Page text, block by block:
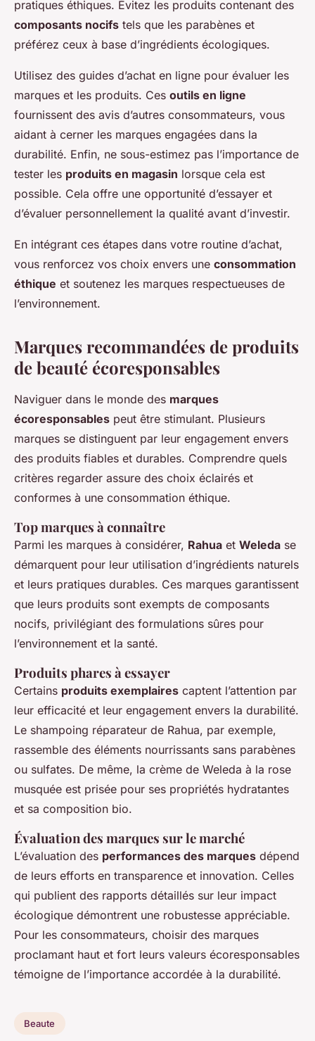
pratiques éthiques. Évitez les produits contenant des
composants nocifs tels que les parabènes et
préférez ceux à base d’ingrédients écologiques.
Utilisez des guides d’achat en ligne pour évaluer les
marques et les produits. Ces outils en ligne
fournissent des avis d’autres consommateurs, vous
aidant à cerner les marques engagées dans la
durabilité. Enfin, ne sous-estimez pas l’importance de
tester les produits en magasin lorsque cela est
possible. Cela offre une opportunité d’essayer et
d’évaluer personnellement la qualité avant d’investir.
En intégrant ces étapes dans votre routine d’achat,
vous renforcez vos choix envers une consommation
éthique et soutenez les marques respectueuses de
l’environnement.
Marques recommandées de produits
de beauté écoresponsables
Naviguer dans le monde des marques
écoresponsables peut être stimulant. Plusieurs
marques se distinguent par leur engagement envers
des produits fiables et durables. Comprendre quels
critères regarder assure des choix éclairés et
conformes à une consommation éthique.
Top marques à connaître
Parmi les marques à considérer, Rahua et Weleda se
démarquent pour leur utilisation d’ingrédients naturels
et leurs pratiques durables. Ces marques garantissent
que leurs produits sont exempts de composants
nocifs, privilégiant des formulations sûres pour
l’environnement et la santé.
Produits phares à essayer
Certains produits exemplaires captent l’attention par
leur efficacité et leur engagement envers la durabilité.
Le shampoing réparateur de Rahua, par exemple,
rassemble des éléments nourrissants sans parabènes
ou sulfates. De même, la crème de Weleda à la rose
musquée est prisée pour ses propriétés hydratantes
et sa composition bio.
Évaluation des marques sur le marché
L’évaluation des performances des marques dépend
de leurs efforts en transparence et innovation. Celles
qui publient des rapports détaillés sur leur impact
écologique démontrent une robustesse appréciable.
Pour les consommateurs, choisir des marques
proclamant haut et fort leurs valeurs écoresponsables
témoigne de l’importance accordée à la durabilité.
Beaute